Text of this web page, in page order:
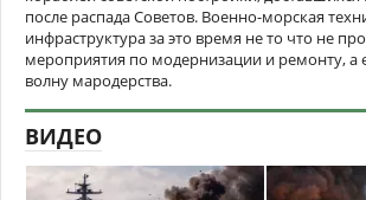
после распада Советов. Военно-морская
инфраструктура за это время не то что не
мероприятия по модернизации и ремонту,
волну мародерства.
ВИДЕО